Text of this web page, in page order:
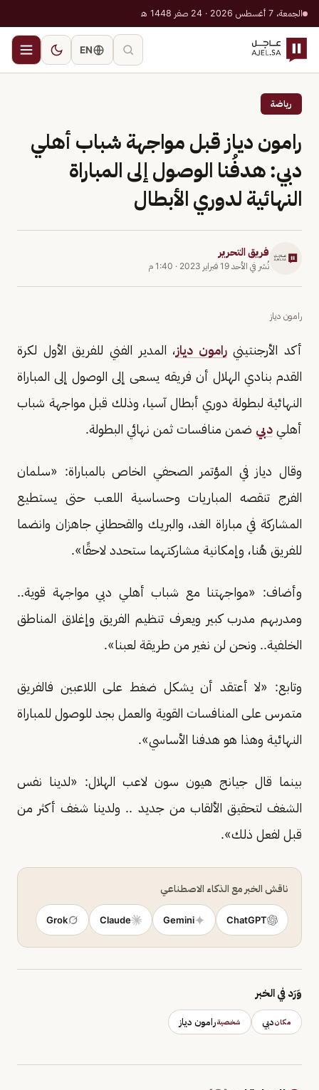
الجمعة، 7 أغسطس 2026 · 24 صفر 1448 هـ
EN
رياضة
رامون دياز قبل مواجهة شباب أهلي
دبي: هدفُنا الوصول إلى المباراة
النهائية لدوري الأبطال
فريق التحرير
نُشر في الأحد 19 فبراير 2023 · 1:40 م
رامون دياز
أكد الأرجنتينيرامون دياز، المدير الفني للفريق الأول لكرة
القدم بنادي الهلال أن فريقه يسعى إلى الوصول إلى المباراة
النهائية لبطولة دوري أبطال آسيا، وذلك قبل مواجهة شباب
أهلي دبي ضمن منافسات ثمن نهائي البطولة.
وقال دياز في المؤتمر الصحفي الخاص بالمباراة: «سلمان
الفرج تنقصه المباريات وحساسية اللعب حتى يستطيع
المشاركة في مباراة الغد، والبريك والقحطاني جاهزان وانضما
للفريق هُنا، وإمكانية مشاركتهما ستحدد لاحقًا».
وأضاف: «مواجهتنا مع شباب أهلي دبي مواجهة قوية..
ومدربهم مدرب كبير ويعرف تنظيم الفريق وإغلاق المناطق
الخلفية.. ونحن لن نغير من طريقة لعبنا».
وتابع: «لا أعتقد أن يشكل ضغط على اللاعبين فالفريق
متمرس على المنافسات القوية والعمل بجد للوصول للمباراة
النهائية وهذا هو هدفنا الأساسي».
بينما قال جيانج هيون سون لاعب الهلال: «لدينا نفس
الشغف لتحقيق الألقاب من جديد .. ولدينا شغف أكثر من
قبل لفعل ذلك».
ناقش الخبر مع الذكاء الاصطناعي
ChatGPT
Gemini
Claude
Grok
وَرَد في الخبر
مكاندبي شخصيةرامون دياز